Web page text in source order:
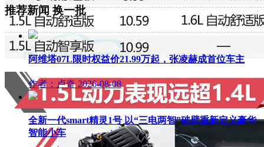
推荐新闻换一批
阿维塔07L限时权益价21.99万起，张凌赫成首位车主
作者：卢奇 2026-08-08
全新一代smart精灵1号 以“三电两智”破壁重新定义豪华
智能小车